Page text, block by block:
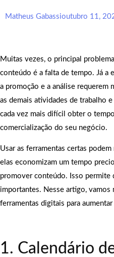
Matheus Gabassioutubro 11,
Muitas vezes, o principal
conteúdo é a falta de tempo. Já a
a promoção e a análise requerem
as demais atividades de trabalho
cada vez mais difícil obter o
comercialização do seu negócio.
Usar as ferramentas certas podem
elas economizam um tempo
promover conteúdo. Isso permite
importantes. Nesse artigo, vamos
ferramentas digitais para
1. Calendário